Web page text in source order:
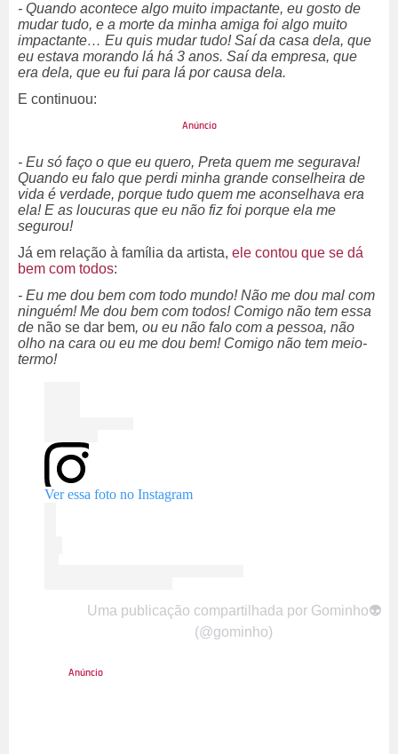
- Quando acontece algo muito impactante, eu gosto de
mudar tudo, e a morte da minha amiga foi algo muito
impactante… Eu quis mudar tudo! Saí da casa dela, que
eu estava morando lá há 3 anos. Saí da empresa, que
era dela, que eu fui para lá por causa dela.
E continuou:
- Eu só faço o que eu quero, Preta quem me segurava!
Quando eu falo que perdi minha grande conselheira de
vida é verdade, porque tudo quem me aconselhava era
ela! E as loucuras que eu não fiz foi porque ela me
segurou!
Já em relação à família da artista, ele contou que se dá
bem com todos:
- Eu me dou bem com todo mundo! Não me dou mal com
ninguém! Me dou bem com todos! Comigo não tem essa
de não se dar bem, ou eu não falo com a pessoa, não
olho na cara ou eu me dou bem! Comigo não tem meio-
termo!
Ver essa foto no Instagram
Uma publicação compartilhada por Gominho👽
(@gominho)